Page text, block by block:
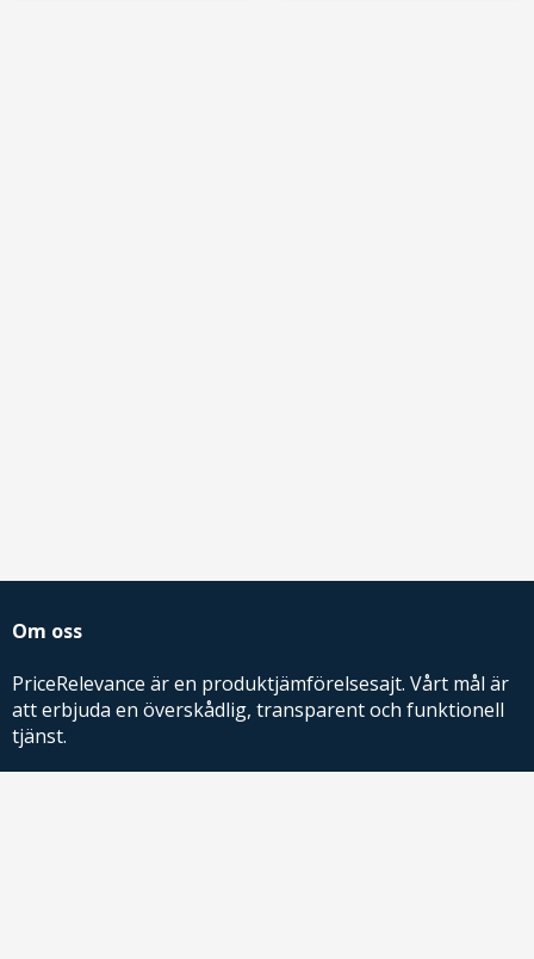
Om oss
PriceRelevance är en produktjämförelsesajt. Vårt mål är
att erbjuda en överskådlig, transparent och funktionell
tjänst.
PriceRelevance ägs och drivs av AdRelevance Sverige AB.